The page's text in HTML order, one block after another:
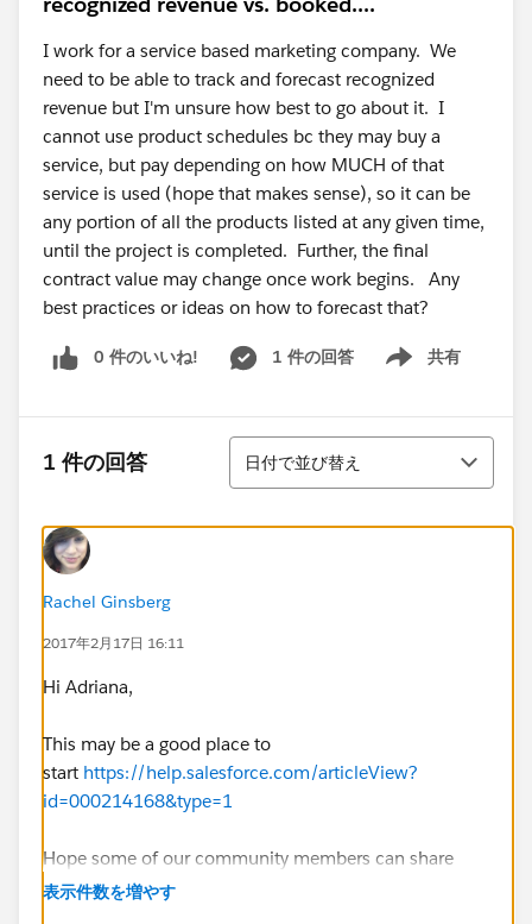
I work for a service based marketing company. We
need to be able to track and forecast recognized
revenue but I'm unsure how best to go about it. I
cannot use product schedules bc they may buy a
service, but pay depending on how MUCH of that
service is used (hope that makes sense), so it can be
any portion of all the products listed at any given time,
until the project is completed. Further, the final
contract value may change once work begins. Any
best practices or ideas on how to forecast that?
0 件のいいね! 1 件の回答 共有
Show menu
1 件の回答
並び替え
日付で並び替え
Rachel Ginsberg
2017年2月17日 16:11
Hi Adriana,
This may be a good place to
start https://help.salesforce.com/articleView?
id=000214168&type=1
Hope some of our community members can share
their thoughts with you as well.
表示件数を増やす